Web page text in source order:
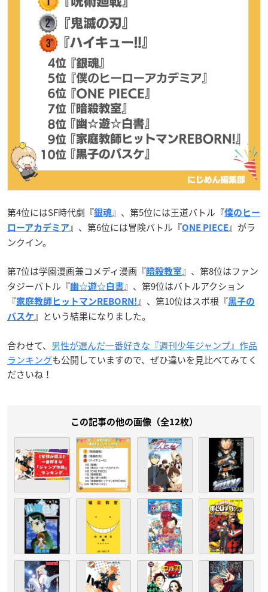
第4位にはSF時代劇『銀魂』、第5位には王道バトル『僕のヒー
ローアカデミア』、第6位には冒険バトル『ONE PIECE』がラ
ンクイン。
第7位は学園漫画兼コメディ漫画『暗殺教室』、第8位はファン
タジーバトル『幽☆遊☆白書』、第9位はバトルアクション
『家庭教師ヒットマンREBORN!』、第10位はスポ根『黒子の
バスケ』という結果になりました。
合わせて、 男性が選んだ一番好きな『週刊少年ジャンプ』作品
ランキングも公開していますので、ぜひ違いを見比べてみてく
ださいね！
この記事の他の画像（全12枚）